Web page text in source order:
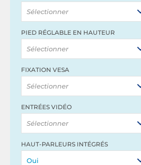
Sélectionner
PIED RÉGLABLE EN HAUTEUR
Sélectionner
FIXATION VESA
Sélectionner
ENTRÉES VIDÉO
Sélectionner
HAUT-PARLEURS INTÉGRÉS
Oui